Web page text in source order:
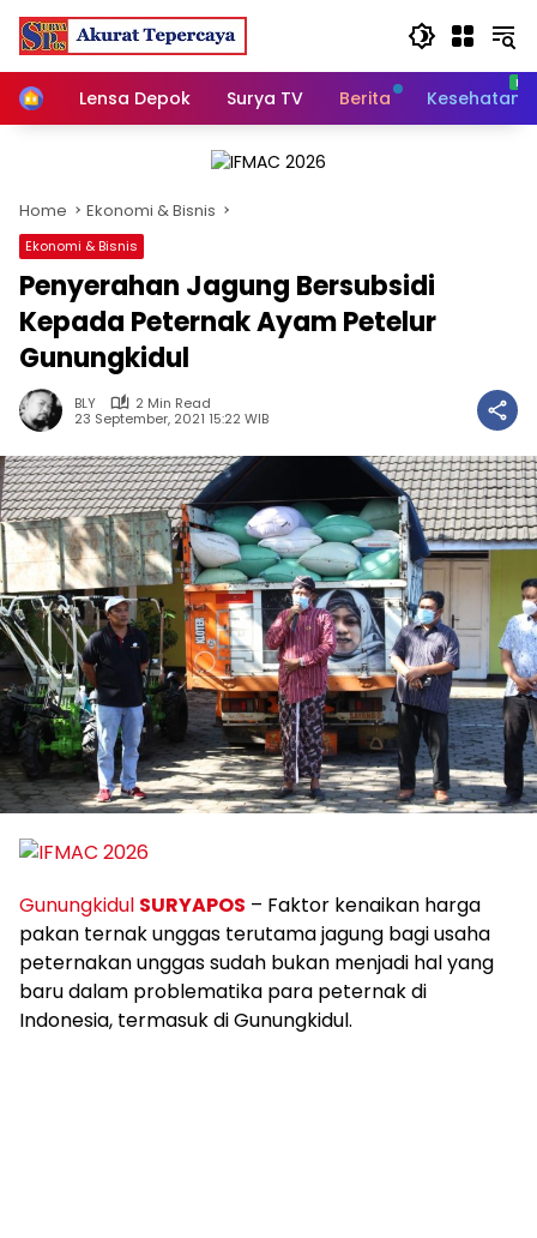
Skip
content
HomeLensa Depok Surya TV Berita Kesehatan
Home Ekonomi & Bisnis
Ekonomi & Bisnis
Penyerahan Jagung Bersubsidi
Kepada Peternak Ayam Petelur
Gunungkidul
BLY
2 Min Read
23 September, 2021 15:22 WIB
Gunungkidul SURYAPOS – Faktor kenaikan harga
pakan ternak unggas terutama jagung bagi usaha
peternakan unggas sudah bukan menjadi hal yang
baru dalam problematika para peternak di
Indonesia, termasuk di Gunungkidul.